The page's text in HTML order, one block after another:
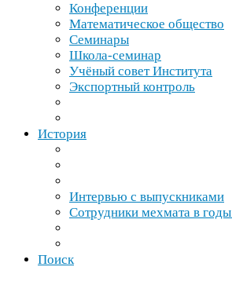
Конференции
Математическое общество
Семинары
Школа-​семинар
Учёный совет Института
Экспортный контроль
История
Интервью с выпускниками
Сотрудники мехмата в годы
Поиск